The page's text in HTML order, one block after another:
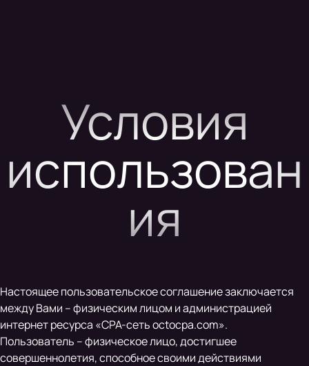
Условия
использован
ия
Настоящее пользовательское соглашение заключается
между Вами – физическим лицом и администрацией
интернет ресурса «CPA-сеть octocpa.com».
Пользователь – физическое лицо, достигшее
совершеннолетия, способное своими действиями